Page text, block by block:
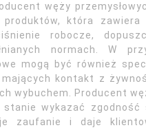
węży
która zawiera
robocze,
normach. W
mogą być również
mających kontakt z
wybuchem. Producent
wykazać zgodność
zaufanie i daje